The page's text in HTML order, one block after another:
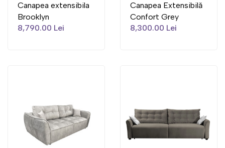
Canapea extensibila
Brooklyn
8,790.00 Lei
Canapea Extensibilă
Confort Grey
8,300.00 Lei